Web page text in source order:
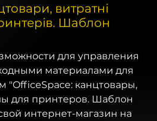
витратні
Шаблон
для управления
материалами для
"OfficeSpace: канцтовары,
для принтеров. Шаблон
интернет-магазин на